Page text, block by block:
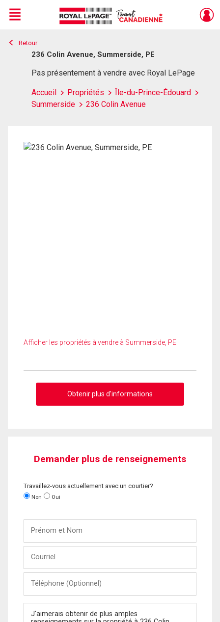
Live
En Direct
Menu
Retour
236 Colin Avenue, Summerside, PE
Pas présentement à vendre avec Royal LePage
Accueil Propriétés
Île-du-Prince-Édouard
Summerside
236 Colin Avenue
Afficher les propriétés à vendre à Summerside, PE
Obtenir plus d'informations
Demander plus de renseignements
Travaillez-vous actuellement avec un courtier?
Non Oui
Nom
(Optionnel)
Message